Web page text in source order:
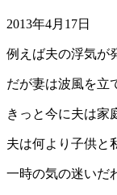
2013年4月17日
例えば夫の浮気が
だが妻は波風を立
きっと今に夫は家
夫は何より子供と
一時の気の迷いだ